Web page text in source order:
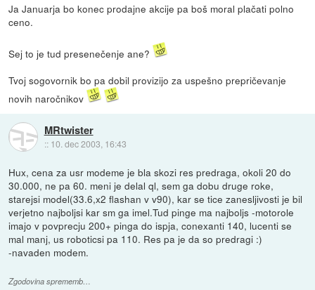
Ja Januarja bo konec prodajne akcije pa boš moral plačati polno
ceno.
Sej to je tud presenečenje ane?
Tvoj sogovornik bo pa dobil provizijo za uspešno prepričevanje
novih naročnikov
MRtwister
:: 10. dec 2003, 16:43
Hux, cena za usr modeme je bla skozi res predraga, okoli 20 do
30.000, ne pa 60. meni je delal ql, sem ga dobu druge roke,
starejsi model(33.6,x2 flashan v v90), kar se tice zanesljivosti je bil
verjetno najboljsi kar sm ga imel.Tud pinge ma najboljs -motorole
imajo v povprecju 200+ pinga do ispja, conexanti 140, lucenti se
mal manj, us roboticsi pa 110. Res pa je da so predragi :)
-navaden modem.
Zgodovina sprememb…